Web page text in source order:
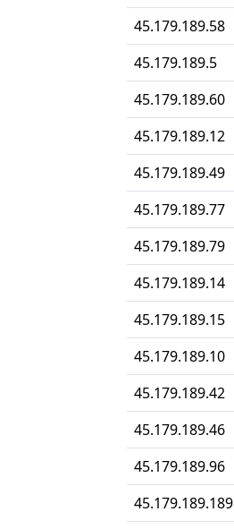
45.179.189.58
45.179.189.5
45.179.189.60
45.179.189.12
45.179.189.49
45.179.189.77
45.179.189.79
45.179.189.14
45.179.189.15
45.179.189.10
45.179.189.42
45.179.189.46
45.179.189.96
45.179.189.189